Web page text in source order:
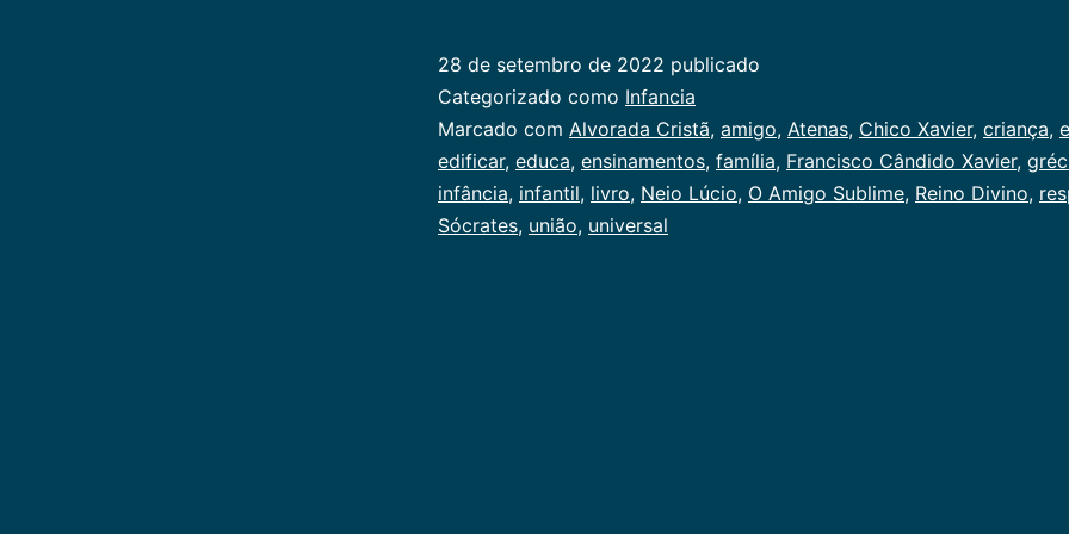
28 de setembro de 2022 publicado
Categorizado como Infancia
Marcado com Alvorada Cristã, amigo, Atenas, Chico Xavier, criança,
edificar, educa, ensinamentos, família, Francisco Cândido Xavier,
infância, infantil, livro, Neio Lúcio, O Amigo Sublime, Reino Divino,
Sócrates, união, universal